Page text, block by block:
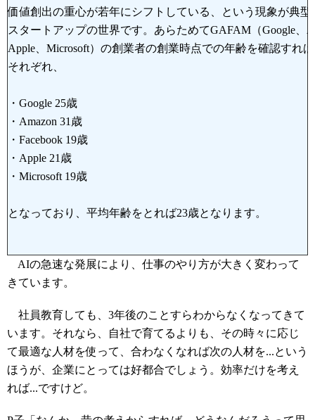
価値創出の重心が若年にシフトしている、という現象が典
スタートアップの世界です。あらためてGAFAM（Google、
Apple、Microsoft）の創業者の創業時点での年齢を確認すれ
それぞれ、
・Google 25歳
・Amazon 31歳
・Facebook 19歳
・Apple 21歳
・Microsoft 19歳
となっており、平均年齢をとれば23歳となります。
AIの急速な発展により、仕事のやり方が大きく変わって
きています。
社員教育しても、3年後のことすらわからなくなってきて
います。それなら、自社で育てるよりも、その時々に応じ
て最適な人材を使って、合わなくなれば次の人材を...という
ほうが、企業にとっては好都合でしょう。効率だけを考え
れば...ですけど。